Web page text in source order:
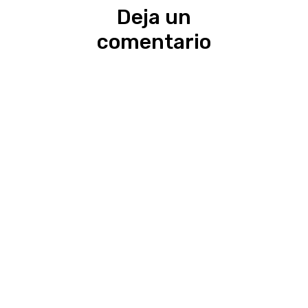
Deja un
comentario